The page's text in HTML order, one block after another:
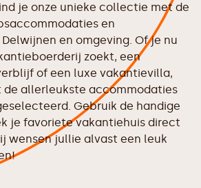
je onze unieke collectie met de
en
en omgeving. Of je nu
zoekt, een
of een luxe vakantievilla,
allerleukste accommodaties
Gebruik de handige
je favoriete vakantiehuis direct
wensen jullie alvast een leuk